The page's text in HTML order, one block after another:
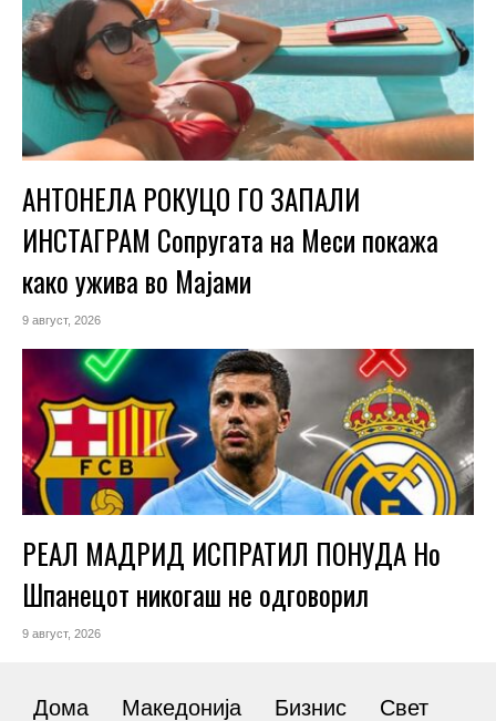
АНТОНЕЛА РОКУЦО ГО ЗАПАЛИ
ИНСТАГРАМ Сопругата на Меси покажа
како ужива во Мајами
9 август, 2026
РЕАЛ МАДРИД ИСПРАТИЛ ПОНУДА Но
Шпанецот никогаш не одговорил
9 август, 2026
Дома Македонија Бизнис Свет